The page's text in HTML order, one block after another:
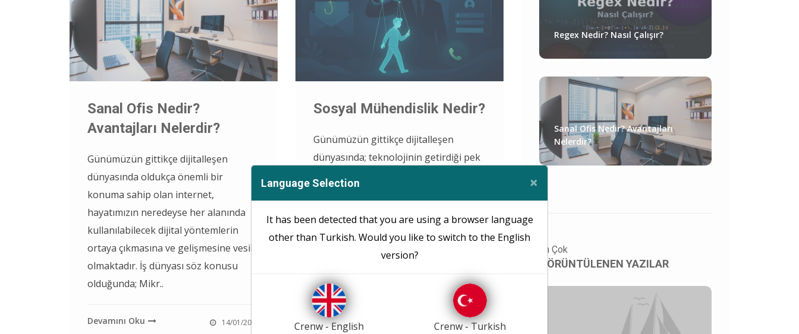
Sanal Ofis Nedir?
Avantajları Nelerdir?
Günümüzün gittikçe dijitalleşen
dünyasında oldukça önemli bir
konuma sahip olan internet,
hayatımızın neredeyse her alanında
kullanılabilecek dijital yöntemlerin
ortaya çıkmasına ve gelişmesine vesile
olmaktadır. İş dünyası söz konusu
olduğunda; Mikr..
Devamını Oku 14/01/2026
Sosyal Mühendislik Nedir?
Günümüzün gittikçe dijitalleşen
dünyasında; teknolojinin getirdiği pek
farkında olmamız gerekmektedir. Bu
sorunlardan birisi de internet
Devamını Oku 09/11/2025
Regex Nedir? Nasıl Çalışır?
Sanal Ofis Nedir? Avantajları
Nelerdir?
En Çok
GÖRÜNTÜLENEN YAZILAR
Language Selection ×
Close
It has been detected that you are using a browser language
other than Turkish. Would you like to switch to the English
version?
Crenw - English Crenw - Turkish